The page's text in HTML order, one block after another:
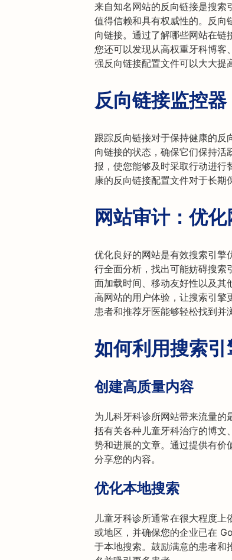
来自知名网站的反向链接是搜索
值得信赖和具有权威性的。反向
向链接。通过了解哪些网站在链
您还可以发现从高权重牙科博客
强反向链接配置文件可以大大提
反向链接监控
跟踪反向链接对于保持健康的反
向链接的状态，确保它们保持活
报，使您能够及时采取行动进行
康的反向链接配置文件对于长期
网站审计：优
优化良好的网站是有效搜索引擎
行全面分析，找出可能妨碍搜索
面加载时间、移动友好性以及其
高网站的用户体验，让搜索引擎
患者和推荐牙医能够轻松找到并
如何利用搜索
创建高质量内容
为儿科牙科诊所网站带来流量
括有关各种儿童牙科治疗的博文
势和进展的文章。通过提供有价
分享您的内容。
优化本地搜索
儿童牙科诊所通常在很大程度
或地区，并确保您的企业已在
于本地搜索。鼓励满意的患者和